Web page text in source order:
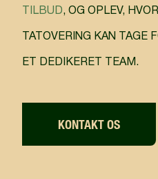
TILBUD, OG OPLEV,
TATOVERING KAN TAGE
ET DEDIKERET TEAM.
KONTAKT OS